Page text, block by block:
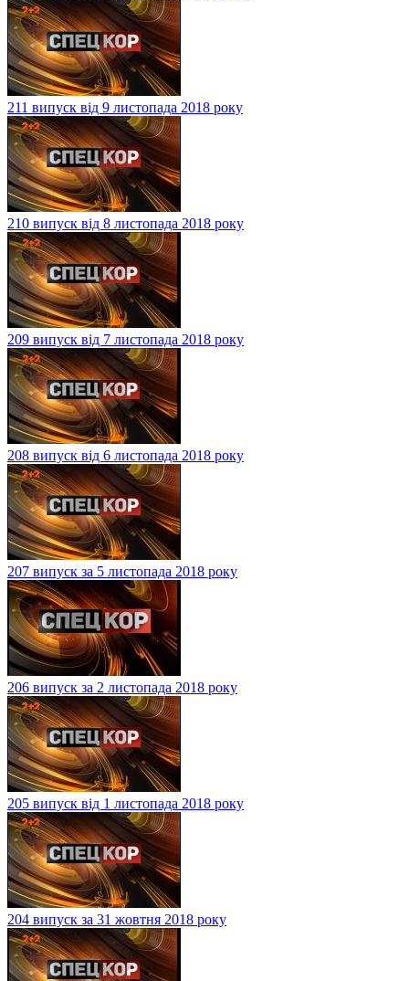
211 випуск від 9 листопада 2018 року
210 випуск від 8 листопада 2018 року
209 випуск від 7 листопада 2018 року
208 випуск від 6 листопада 2018 року
207 випуск за 5 листопада 2018 року
206 випуск за 2 листопада 2018 року
205 випуск від 1 листопада 2018 року
204 випуск за 31 жовтня 2018 року